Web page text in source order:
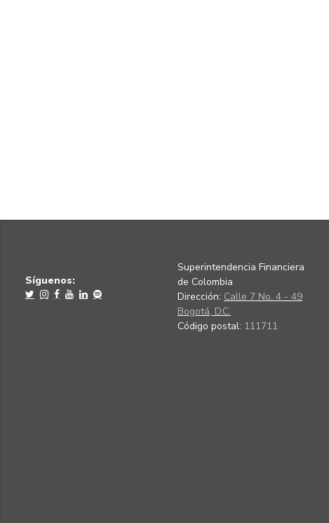
Síguenos:
Superintendencia Financiera
de Colombia
Dirección: Calle 7 No. 4 - 49
Bogotá, D.C.
Código postal: 111711